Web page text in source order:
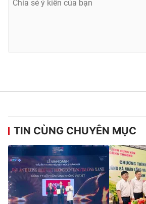
TIN CÙNG CHUYÊN MỤC